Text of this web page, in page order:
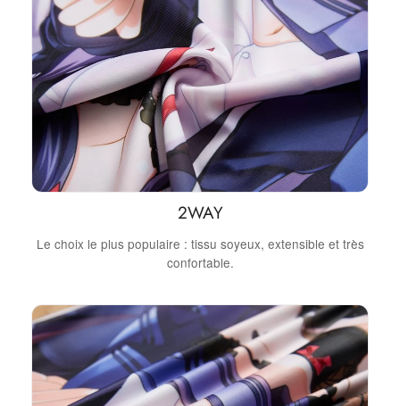
2WAY
Le choix le plus populaire : tissu soyeux, extensible et très
confortable.